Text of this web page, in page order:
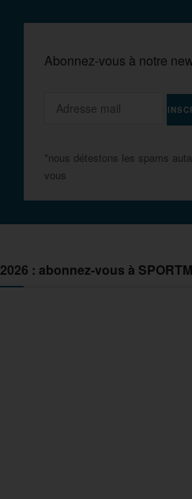
Abonnez-vous à notre
*nous détestons les spams
vous
2026 : abonnez-vous à